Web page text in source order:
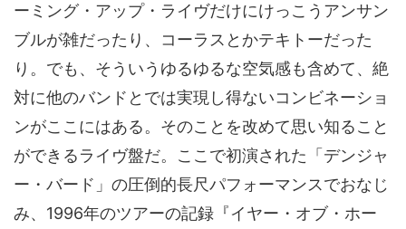
ーミング・アップ・ライヴだけにけっこうアンサン
ブルが雑だったり、コーラスとかテキトーだった
り。でも、そういうゆるゆるな空気感も含めて、絶
対に他のバンドとでは実現し得ないコンビネーショ
ンがここにはある。そのことを改めて思い知ること
ができるライヴ盤だ。ここで初演された「デンジャ
ー・バード」の圧倒的長尺パフォーマンスでおなじ
み、1996年のツアーの記録『イヤー・オブ・ホー